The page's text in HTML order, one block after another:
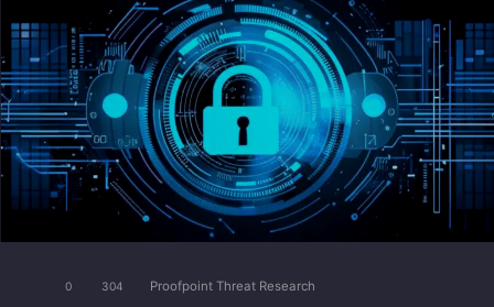
0 304 Proofpoint Threat Research